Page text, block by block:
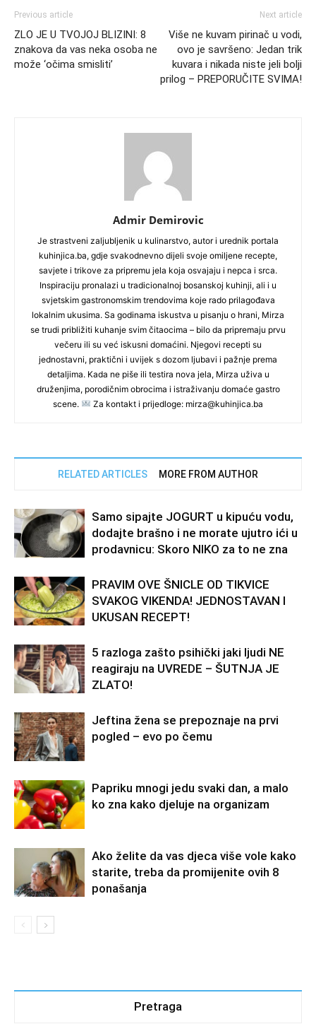
Previous article
ZLO JE U TVOJOJ BLIZINI: 8
znakova da vas neka osoba ne
može ‘očima smisliti’
Next article
Više ne kuvam pirinač u vodi,
ovo je savršeno: Jedan trik
kuvara i nikada niste jeli bolji
prilog – PREPORUČITE SVIMA!
Admir Demirovic
Je strastveni zaljubljenik u kulinarstvo, autor i urednik portala
kuhinjica.ba, gdje svakodnevno dijeli svoje omiljene recepte,
savjete i trikove za pripremu jela koja osvajaju i nepca i srca.
Inspiraciju pronalazi u tradicionalnoj bosanskoj kuhinji, ali i u
svjetskim gastronomskim trendovima koje rado prilagođava
lokalnim ukusima. Sa godinama iskustva u pisanju o hrani, Mirza
se trudi približiti kuhanje svim čitaocima – bilo da pripremaju prvu
večeru ili su već iskusni domaćini. Njegovi recepti su
jednostavni, praktični i uvijek s dozom ljubavi i pažnje prema
detaljima. Kada ne piše ili testira nova jela, Mirza uživa u
druženjima, porodičnim obrocima i istraživanju domaće gastro
scene.
Za kontakt i prijedloge: mirza@kuhinjica.ba
RELATED ARTICLES MORE FROM AUTHOR
Samo sipajte JOGURT u kipuću vodu,
dodajte brašno i ne morate ujutro ići u
prodavnicu: Skoro NIKO za to ne zna
PRAVIM OVE ŠNICLE OD TIKVICE
SVAKOG VIKENDA! JEDNOSTAVAN I
UKUSAN RECEPT!
5 razloga zašto psihički jaki ljudi NE
reagiraju na UVREDE – ŠUTNJA JE
ZLATO!
Jeftina žena se prepoznaje na prvi
pogled – evo po čemu
Papriku mnogi jedu svaki dan, a malo
ko zna kako djeluje na organizam
Ako želite da vas djeca više vole kako
starite, treba da promijenite ovih 8
ponašanja
Pretraga